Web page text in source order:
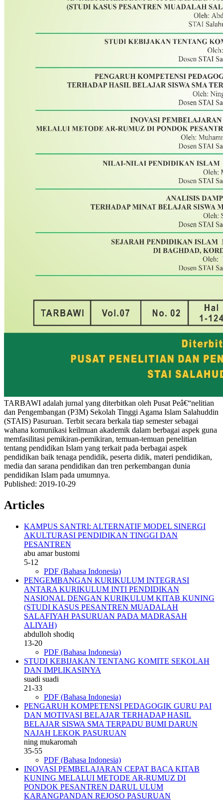
TARBAWI adalah jurnal yang diterbitkan oleh Pusat Peâ€“nelitian
dan Pengembangan (P3M) Sekolah Tinggi Agama Islam Salahuddin
(STAIS) Pasuruan. Terbit secara berkala tiap semester sebagai
wahana komunikasi keilmuan akademik dalam berbagai aspek guna
memfasilitasi pemikiran-pemikiran, temuan-temuan penelitian
tentang pendidikan Islam yang terkait pada berbagai aspek
pendidikan baik tenaga pendidik, peserta didik, materi pendidikan,
media dan sarana pendidikan dan tren perkembangan dunia
pendidikan Islam pada umumnya.
Published: 2019-10-29
Articles
KAMPUS SANTRI: ALTERNATIF MODEL SINERGI
AKULTURASI PENDIDIKAN TINGGI DAN
PESANTREN
abu amar bustomi
5-12
PDF (Bahasa Indonesia)
PENGEMBANGAN KURIKULUM INTEGRASI
ANTARA KURIKULUM INTI PENDIDIKAN
NASIONAL DENGAN KURIKULUM KITAB KUNING
(STUDI KASUS PESANTREN MUADALAH
SALAFIYAH PASURUAN PADA MADRASAH
ALIYAH)
abdulloh shodiq
13-20
PDF (Bahasa Indonesia)
STUDI KEBIJAKAN TENTANG KOMITE SEKOLAH
DAN IMPLIKASINYA
suadi suadi
21-33
PDF (Bahasa Indonesia)
PENGARUH KOMPETENSI PEDAGOGIK GURU PAI
DAN MOTIVASI BELAJAR TERHADAP HASIL
BELAJAR SISWA SMA TERPADU BUMI DARUN
NAJAH LEKOK PASURUAN
ning mukaromah
35-55
PDF (Bahasa Indonesia)
INOVASI PEMBELAJARAN CEPAT BACA KITAB
KUNING MELALUI METODE AR-RUMUZ DI
PONDOK PESANTREN DARUL ULUM
KARANGPANDAN REJOSO PASURUAN